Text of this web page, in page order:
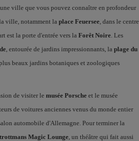
ville que vous pouvez connaître en profondeur
ville, notamment la place Feuersee, dans le centre
est la porte d'entrée vers la Forêt Noire. Les
, entourée de jardins impressionnants, la plage du
beaux jardins botaniques et zoologiques
de visiter le musée Porscheet le musée
de voitures anciennes venus du monde entier
automobile d'Allemagne. Pour terminer la
Magic Lounge, un théâtre qui fait aussi